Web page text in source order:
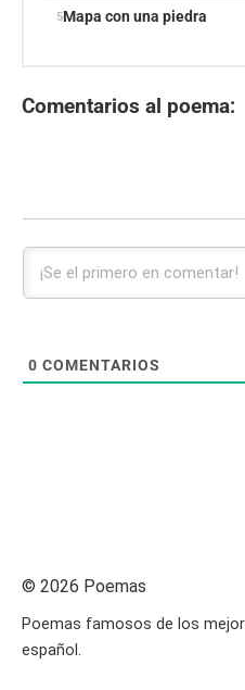
Mapa con una piedra
Comentarios al poema:
0 COMENTARIOS
© 2026 Poemas
Poemas famosos de los
español.